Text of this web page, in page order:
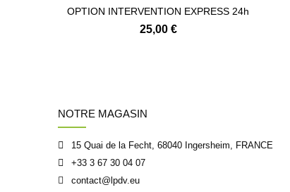
OPTION INTERVENTION EXPRESS 24h
25,00 €
NOTRE MAGASIN
15 Quai de la Fecht, 68040 Ingersheim, FRANCE
+33 3 67 30 04 07
contact@lpdv.eu